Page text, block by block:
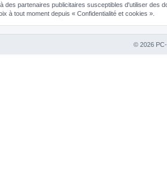
des partenaires publicitaires susceptibles d'utiliser
à tout moment depuis « Confidentialité et cookies ».
© 2026